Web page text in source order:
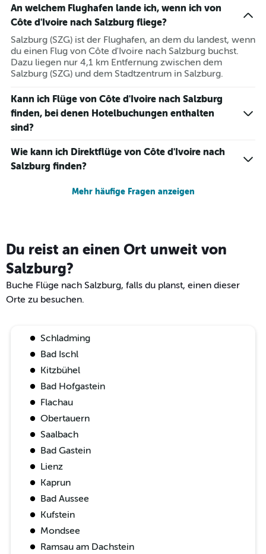
An welchem Flughafen lande ich, wenn ich von
Côte d'Ivoire nach Salzburg fliege?
Salzburg (SZG) ist der Flughafen, an dem du landest, wenn
du einen Flug von Côte d'Ivoire nach Salzburg buchst.
Dazu liegen nur 4,1 km Entfernung zwischen dem
Salzburg (SZG) und dem Stadtzentrum in Salzburg.
Kann ich Flüge von Côte d'Ivoire nach Salzburg
finden, bei denen Hotelbuchungen enthalten
sind?
Wie kann ich Direktflüge von Côte d'Ivoire nach
Salzburg finden?
Mehr häufige Fragen anzeigen
Du reist an einen Ort unweit von
Salzburg?
Buche Flüge nach Salzburg, falls du planst, einen dieser
Orte zu besuchen.
Schladming
Bad Ischl
Kitzbühel
Bad Hofgastein
Flachau
Obertauern
Saalbach
Bad Gastein
Lienz
Kaprun
Bad Aussee
Kufstein
Mondsee
Ramsau am Dachstein